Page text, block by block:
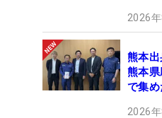
2026
熊本
熊本
で集
2026